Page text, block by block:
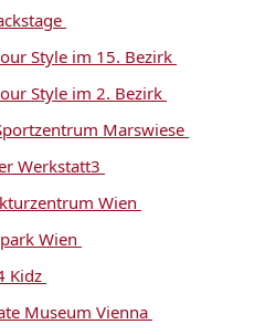
Style im 15. Bezirk
Style im 2. Bezirk
Marswiese
Werkstatt3
Wien
Wien
Kidz
Museum Vienna